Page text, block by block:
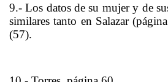
9.- Los datos de su mujer y de
similares tanto en Salazar
(57).